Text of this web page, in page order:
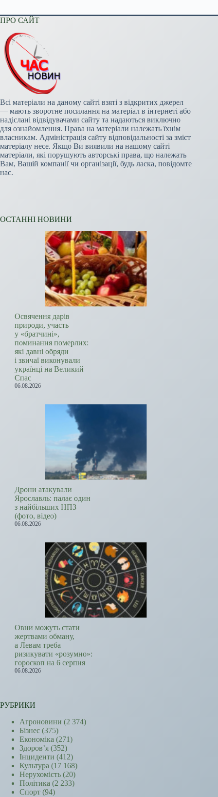
ПРО САЙТ
Всі матеріали на даному сайті взяті з відкритих джерел
— мають зворотне посилання на матеріал в інтернеті або
надіслані відвідувачами сайту та надаються виключно
для ознайомлення. Права на матеріали належать їхнім
власникам. Адміністрація сайту відповідальності за зміст
матеріалу несе. Якщо Ви виявили на нашому сайті
матеріали, які порушують авторські права, що належать
Вам, Вашій компанії чи організації, будь ласка, повідомте
нас.
ОСТАННІ НОВИНИ
Освячення дарів
природи, участь
у «братчині»,
поминання померлих:
які давні обряди
і звичаї виконували
українці на Великий
Спас
06.08.2026
Дрони атакували
Ярославль: палає один
з найбільших НПЗ
(фото, відео)
06.08.2026
Овни можуть стати
жертвами обману,
а Левам треба
ризикувати «розумно»:
гороскоп на 6 серпня
06.08.2026
РУБРИКИ
Агроновини (2 374)
Бізнес (375)
Економіка (271)
Здоров’я (352)
Інциденти (412)
Культура (17 168)
Нерухомість (20)
Політика (2 233)
Спорт (94)